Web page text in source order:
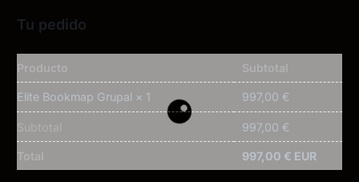
Tu pedido
Producto Subtotal
Elite Bookmap Grupal × 1 997,00 €
Subtotal 997,00 €
Total 997,00 € EUR